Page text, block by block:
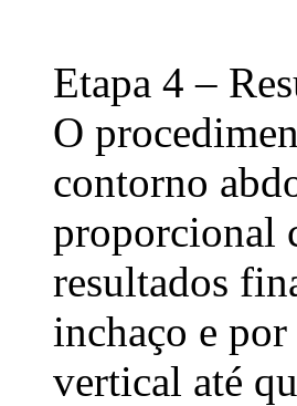
Etapa 4 –
O
contorno
proporcional
resultados
inchaço e
vertical até